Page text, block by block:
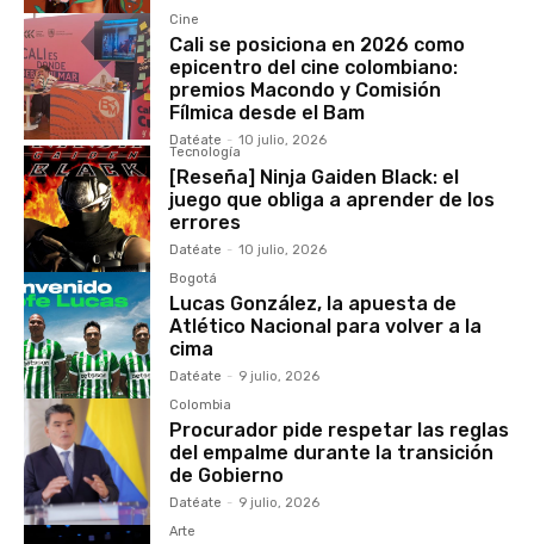
Cine
Cali se posiciona en 2026 como
epicentro del cine colombiano:
premios Macondo y Comisión
Fílmica desde el Bam
Datéate - 10 julio, 2026
Tecnología
[Reseña] Ninja Gaiden Black: el
juego que obliga a aprender de los
errores
Datéate - 10 julio, 2026
Bogotá
Lucas González, la apuesta de
Atlético Nacional para volver a la
cima
Datéate - 9 julio, 2026
Colombia
Procurador pide respetar las reglas
del empalme durante la transición
de Gobierno
Datéate - 9 julio, 2026
Arte